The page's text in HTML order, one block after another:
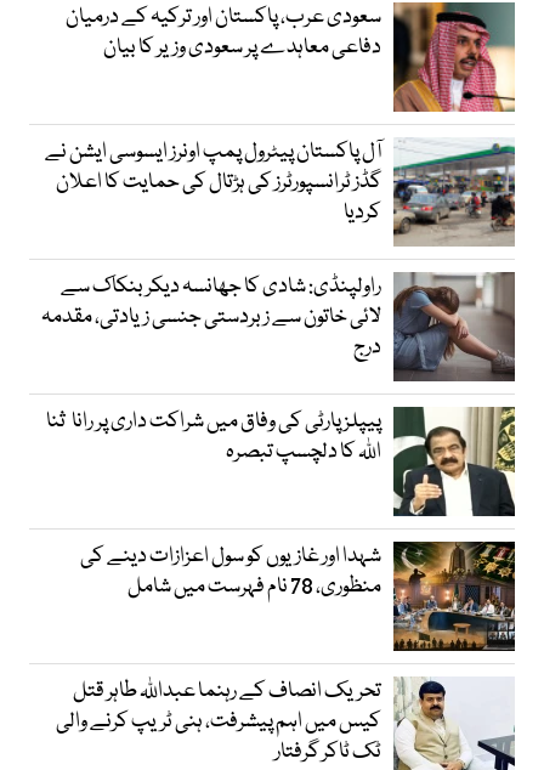
سعودی عرب، پاکستان اور ترکیہ کے درمیان
دفاعی معاہدے پر سعودی وزیر کا بیان
آل پاکستان پیٹرول پمپ اونرز ایسوسی ایشن نے
گڈز ٹرانسپورٹرز کی ہڑتال کی حمایت کا اعلان
کردیا
راولپنڈی: شادی کا جھانسہ دیکر بنکاک سے
لائی خاتون سے زبردستی جنسی زیادتی، مقدمہ
درج
پیپلز پارٹی کی وفاق میں شراکت داری پر رانا ثنا
اللہ کا دلچسپ تبصرہ
شہدا اور غازیوں کو سول اعزازات دینے کی
منظوری، 78 نام فہرست میں شامل
تحریک انصاف کے رہنما عبداللہ طاہر قتل
کیس میں اہم پیشرفت، ہنی ٹریپ کرنے والی
ٹک ٹاکر گرفتار